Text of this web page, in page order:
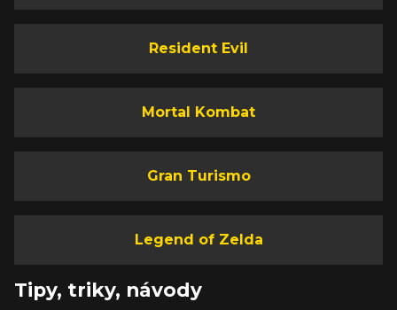
Resident Evil
Mortal Kombat
Gran Turismo
Legend of Zelda
Tipy, triky, návody